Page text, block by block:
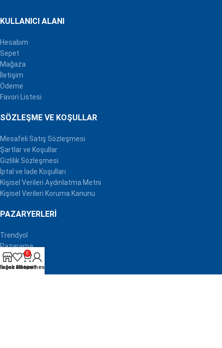
KULLANICI ALANI
Hesabım
Sepet
Mağaza
İletişim
Ödeme
Favori Listesi
SÖZLEŞME VE KOŞULLAR
Mesafeli Satış Sözleşmesi
Şartlar ve Koşullar
Gizlilik Sözleşmesi
İptal ve İade Koşulları
Kişisel Verileri Aydınlatma Metni
Kişisel Verileri Koruma Kanunu
PAZARYERLERI
Trendyol
Pazarama
Hepsiburada
İdefix
İstek Listesi
0
Sepet
Benim hesabım